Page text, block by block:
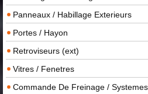
Panneaux / Habillage Exterieurs
Portes / Hayon
Retroviseurs (ext)
Vitres / Fenetres
Commande De Freinage /